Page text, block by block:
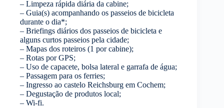
– Limpeza rápida diária da cabine;
– Guia(s) acompanhando os passeios de bicicleta
durante o dia*;
– Briefings diários dos passeios de bicicleta e
alguns curtos passeios pela cidade;
– Mapas dos roteiros (1 por cabine);
– Rotas por GPS;
– Uso de capacete, bolsa lateral e garrafa de água;
– Passagem para os ferries;
– Ingresso ao castelo Reichsburg em Cochem;
– Degustação de produtos local;
– Wi-fi.